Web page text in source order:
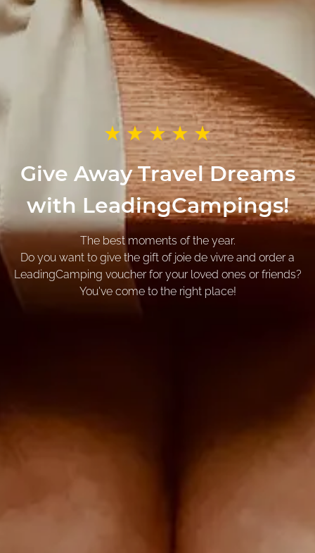
Give Away Travel Dreams
with LeadingCampings!
The best moments of the year.
Do you want to give the gift of joie de vivre and order a
LeadingCamping voucher for your loved ones or friends?
You've come to the right place!